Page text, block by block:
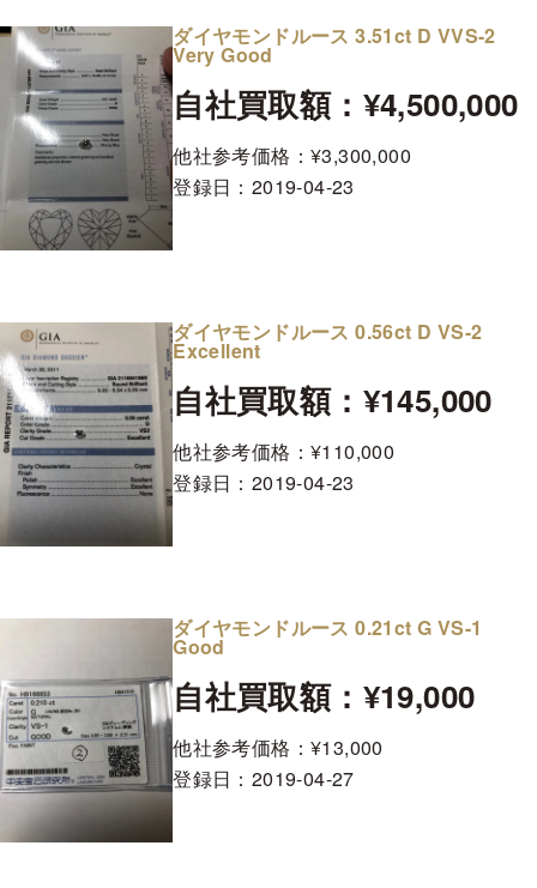
ダイヤモンドルース 3.51ct D VVS-2
Very Good
自社買取額：¥4,500,000
他社参考価格：¥3,300,000
登録日： 2019-04-23
ダイヤモンドルース 0.56ct D VS-2
Excellent
自社買取額：¥145,000
他社参考価格：¥110,000
登録日： 2019-04-23
ダイヤモンドルース 0.21ct G VS-1
Good
自社買取額：¥19,000
他社参考価格：¥13,000
登録日： 2019-04-27